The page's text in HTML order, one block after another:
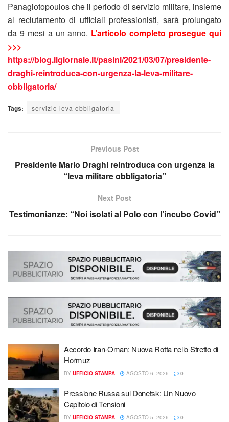
Panagiotopoulos che il periodo di servizio militare, insieme
al reclutamento di ufficiali professionisti, sarà prolungato
da 9 mesi a un anno. L’articolo completo prosegue qui
>>>
https://blog.ilgiornale.it/pasini/2021/03/07/presidente-
draghi-reintroduca-con-urgenza-la-leva-militare-
obbligatoria/
Tags: servizio leva obbligatoria
Previous Post
Presidente Mario Draghi reintroduca con urgenza la
“leva militare obbligatoria”
Next Post
Testimonianze: “Noi isolati al Polo con l’incubo Covid”
Accordo Iran-Oman: Nuova Rotta nello Stretto di
Hormuz
BY UFFICIO STAMPA AGOSTO 6, 2026 0
Pressione Russa sul Donetsk: Un Nuovo
Capitolo di Tensioni
BY UFFICIO STAMPA AGOSTO 5, 2026 0